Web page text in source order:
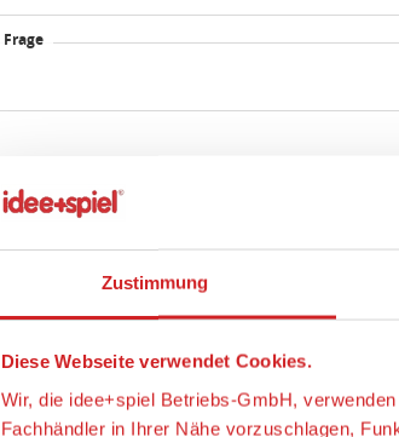
Zustimmung
Diese Webseite verwendet Cookies.
Wir, die idee+spiel Betriebs-GmbH,
Fachhändler in Ihrer Nähe vorzuschlagen,
Frage